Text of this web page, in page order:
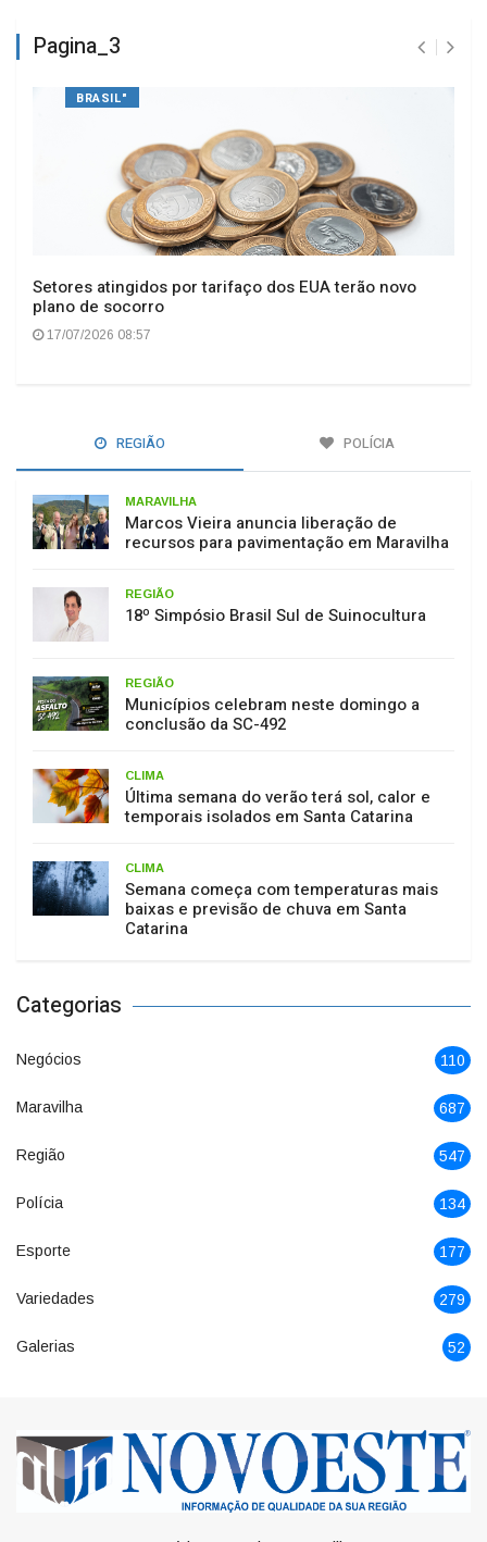
Pagina_3
BRASIL"
Setores atingidos por tarifaço dos EUA terão novo
plano de socorro
17/07/2026 08:57
REGIÃO POLÍCIA
MARAVILHA
Marcos Vieira anuncia liberação de
recursos para pavimentação em Maravilha
REGIÃO
18º Simpósio Brasil Sul de Suinocultura
REGIÃO
Municípios celebram neste domingo a
conclusão da SC-492
CLIMA
Última semana do verão terá sol, calor e
temporais isolados em Santa Catarina
CLIMA
Semana começa com temperaturas mais
baixas e previsão de chuva em Santa
Catarina
Categorias
Negócios 110
Maravilha 687
Região 547
Polícia 134
Esporte 177
Variedades 279
Galerias 52